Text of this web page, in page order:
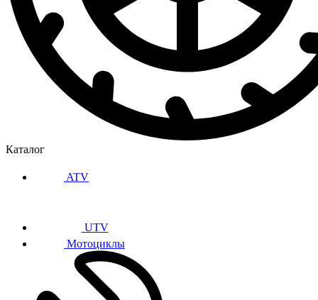
Каталог
ATV
UTV
Мотоциклы